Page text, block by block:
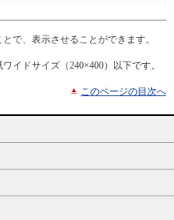
で、表示させることができます。
イドサイズ（240×400）以下です。
このページの目次へ